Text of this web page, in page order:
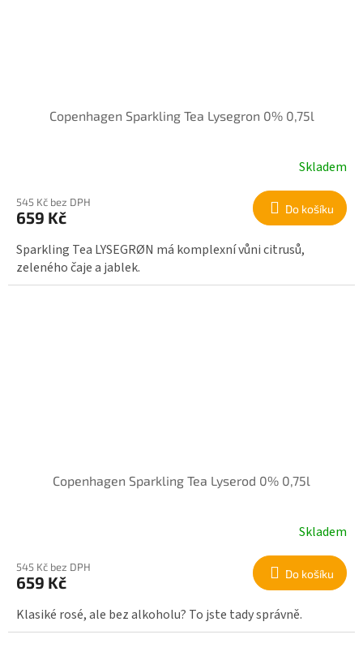
Copenhagen Sparkling Tea Lysegron 0% 0,75l
Skladem
545 Kč bez DPH
659 Kč Do košíku
Sparkling Tea LYSEGRØN má komplexní vůni citrusů,
zeleného čaje a jablek.
Copenhagen Sparkling Tea Lyserod 0% 0,75l
Skladem
545 Kč bez DPH
659 Kč Do košíku
Klasiké rosé, ale bez alkoholu? To jste tady správně.